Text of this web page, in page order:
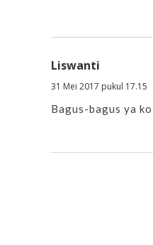
Liswanti
31 Mei 2017 pukul 17.15
Bagus-bagus ya